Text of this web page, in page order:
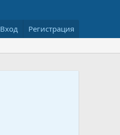
Вход Регистрация